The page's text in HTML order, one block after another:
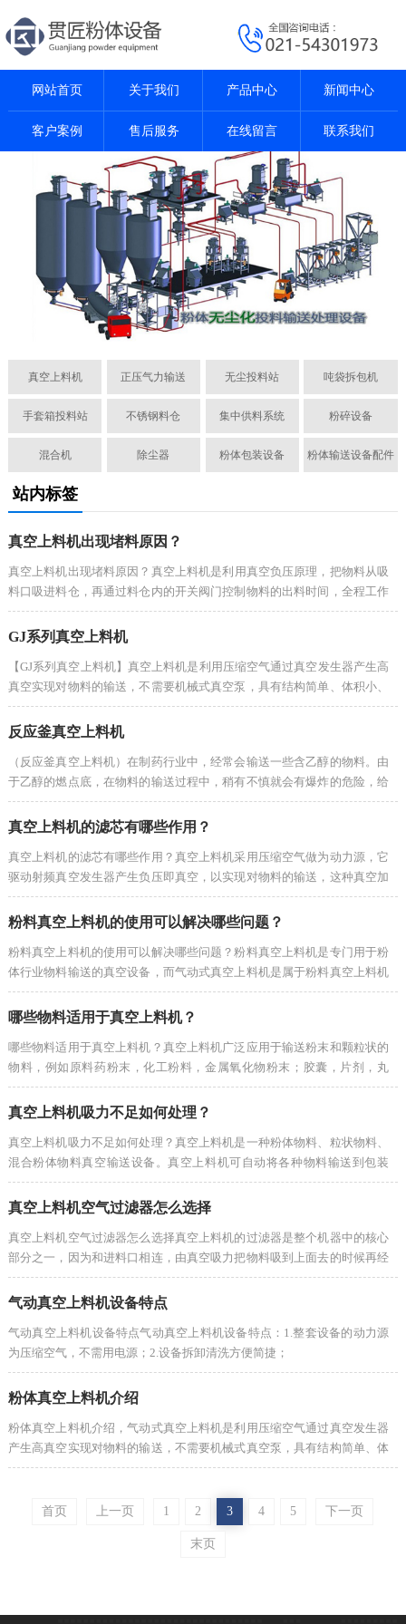
网站首页 关于我们 产品中心 新闻中心
客户案例 售后服务 在线留言 联系我们
真空上料机 正压气力输送 无尘投料站 吨袋拆包机
手套箱投料站 不锈钢料仓 集中供料系统 粉碎设备
混合机 除尘器 粉体包装设备 粉体输送设备配件
站内标签
真空上料机出现堵料原因？
真空上料机出现堵料原因？​真空上料机是利用真空负压原理，把物料从吸
料口吸进料仓，再通过料仓内的开关阀门控制物料的出料时间，全程工作
密闭，符合环保生产要求的同时大大减少了人力投入，提高了生产效益。
GJ系列真空上料机
【GJ系列真空上料机】真空上料机是利用压缩空气通过真空发生器产生高
真空实现对物料的输送，不需要机械式真空泵，具有结构简单、体积小、
免维修、噪音低、控制方便、消除物料静电和符合GMP要求等优点。
反应釜真空上料机
（反应釜真空上料机）在制药行业中，经常会输送一些含乙醇的物料。由
于乙醇的燃点底，在物料的输送过程中，稍有不慎就会有爆炸的危险，给
周围环境和人身安全造成极大的威胁。
真空上料机的滤芯有哪些作用？
真空上料机的滤芯有哪些作用？真空上料机采用压缩空气做为动力源，它
驱动射频真空发生器产生负压即真空，以实现对物料的输送，这种真空加
料机具有体积小，结构简单，易于维护，控制系统操作方便。
粉料真空上料机的使用可以解决哪些问题？
粉料真空上料机的使用可以解决哪些问题？粉料真空上料机是专门用于粉
体行业物料输送的真空设备，而气动式真空上料机是属于粉料真空上料机
里的一种类型，属于气动输送方式，不用电源或其它的机械能源，是食品
行业,医...
哪些物料适用于真空上料机？
哪些物料适用于真空上料机？真空上料机广泛应用于输送粉末和颗粒状的
物料，例如原料药粉末，化工粉料，金属氧化物粉末；胶囊，片剂，丸
剂，小食品颗粒等；不适合输送过于潮湿的、粘的、过重的物料。
真空上料机吸力不足如何处理？
真空上料机吸力不足如何处理？真空上料机是一种粉体物料、粒状物料、
混合粉体物料真空输送设备。真空上料机可自动将各种物料输送到包装
机、注塑机、破碎机的料斗中，也可直接将要搅拌的物料输送到搅拌机
中，减轻工人...
真空上料机空气过滤器怎么选择
真空上料机空气过滤器怎么选择真空上料机的过滤器是整个机器中的核心
部分之一，因为和进料口相连，由真空吸力把物料吸到上面去的时候再经
由过滤器进行筛选，一次很多的厂家都会因为过滤器堵住了而造成真空上
料机无法...
气动真空上料机设备特点
气动真空上料机设备特点气动真空上料机设备特点：1.整套设备的动力源
为压缩空气，不需用电源；2.设备拆卸清洗方便简捷；
粉体真空上料机介绍
粉体真空上料机介绍，气动式真空上料机是利用压缩空气通过真空发生器
产生高真空实现对物料的输送，不需要机械式真空泵，具有结构简单、体
积小、免维修、噪音低、控制方便、消除物料静电和符合GMP要求等优
首页
上一页 1 2 3 4 5 下一页
末页